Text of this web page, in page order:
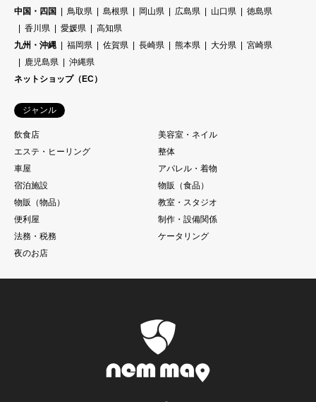
中国・四国
鳥取県 島根県 岡山県 広島県 山口県
徳島県
香川県
愛媛県
高知県
九州・沖縄
福岡県 佐賀県 長崎県 熊本県 大分県
宮崎県
鹿児島県
沖縄県
ネットショップ（EC）
ジャンル
飲食店
美容室・ネイル
エステ・ヒーリング
整体
車屋
アパレル・着物
宿泊施設
物販（食品）
物販（物品）
教室・スタジオ
便利屋
制作・設備関係
法務・税務
ケータリング
夜のお店